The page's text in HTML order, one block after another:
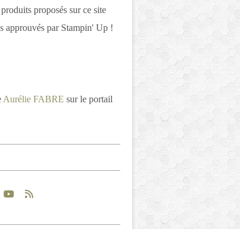
proposés sur ce site
approuvés par Stampin' Up !
Aurélie FABRE sur le portail